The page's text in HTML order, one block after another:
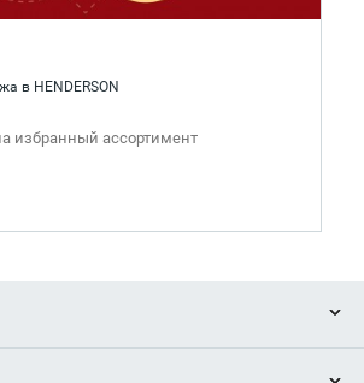
в HENDERSON
избранный ассортимент